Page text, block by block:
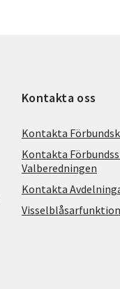
Kontakta oss
Kontakta
Kontakta
Valberedningen
Kontakta
Visselblåsarfunktion